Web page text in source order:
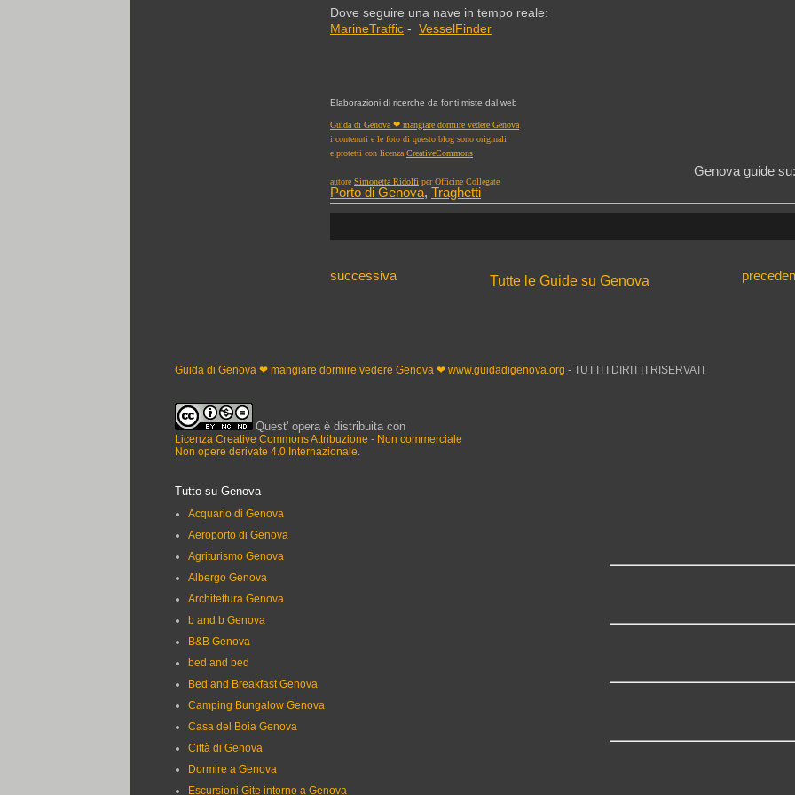
Dove seguire una nave in tempo reale:
MarineTraffic - VesselFinder
Elaborazioni di ricerche da fonti miste dal web
Guida di Genova ❤ mangiare dormire vedere Genova
i contenuti e le foto di questo blog sono originali
e protetti con licenza CreativeCommons
autore Simonetta Ridolfi per Officine Collegate
Genova guide su:
Porto di Genova, Traghetti
successiva Tutte le Guide su Genova
Guida di Genova ❤ mangiare dormire vedere Genova ❤ www.guidadigenova.org - TUTTI I DIRITTI RISERVATI
Quest' opera è distribuita con
Licenza Creative Commons Attribuzione - Non commerciale
Non opere derivate 4.0 Internazionale
Tutto su Genova
Acquario di Genova
Aeroporto di Genova
Agriturismo Genova
Albergo Genova
Architettura Genova
b and b Genova
B&B Genova
bed and bed
Bed and Breakfast Genova
Camping Bungalow Genova
Casa del Boia Genova
Città di Genova
Dormire a Genova
Escursioni Gite intorno a Genova